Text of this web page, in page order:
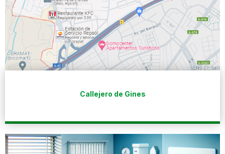
Callejero de Gines